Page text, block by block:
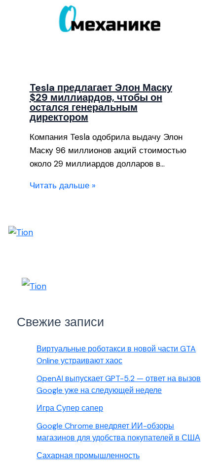
Tesla предлагает Элон Маску
$29 миллиардов, чтобы он
остался генеральным
директором
Компания Tesla одобрила выдачу Элон
Маску 96 миллионов акций стоимостью
около 29 миллиардов долларов в…
Читать дальше »
Свежие записи
Виртуальные роботакси в новой части GTA
Online устраивают хаос
OpenAI выпускает GPT-5.2 — ответ на вызов
Google уже на следующей неделе
Игра Супер сапер
Google Chrome внедряет ИИ-обзоры
магазинов для удобства покупателей в США
Сахарная промышленность